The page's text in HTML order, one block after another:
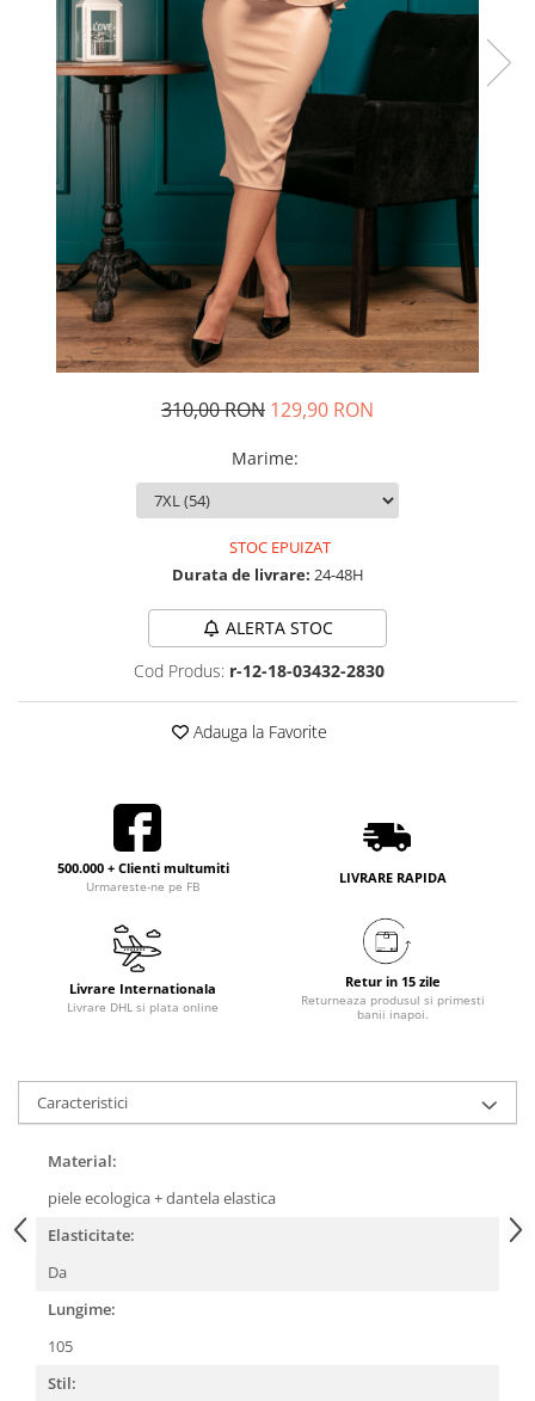
Rochii din dantela
Rochii din tafta
Rochii cu paiete
Rochii din tul
Rochii din catifea
Rochii din Barbie/Bistrech
Rochii din saten
Rochii voal
Rochii cu imprimeu
310,00 RON 129,90 RON
Marime:
STOC EPUIZAT
Durata de livrare: 24-48H
ALERTA STOC
Cod Produs: r-12-18-03432-2830
Adauga la Favorite
500.000 + Clienti multumiti
Urmareste-ne pe FB
LIVRARE RAPIDA
Livrare Internationala
Livrare DHL si plata online
Retur in 15 zile
Returneaza produsul si primesti
banii inapoi.
Caracteristici
Material:
piele ecologica + dantela elastica
Elasticitate:
Da
Lungime:
105
Stil: